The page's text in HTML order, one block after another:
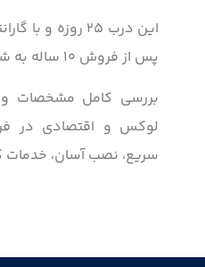
پس از فروش ۱۰ ساله به شما تحویل داده می شود.
بررسی کامل مشخصات
لوکس و اقتصادی در
سریع، نصب آسان، خدمات